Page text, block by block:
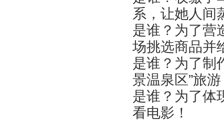
系，让她人间
是谁？为了营
场挑选商品并
是谁？为了制
景温泉区”旅
是谁？为了体
看电影！